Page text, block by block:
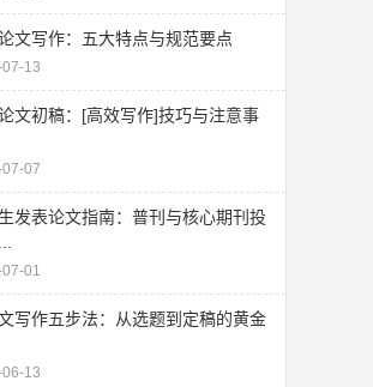
文写作：五大特点与规范要点
13
文初稿：[高效写作]技巧与注意事
07
发表论文指南：普刊与核心期刊投
01
写作五步法：从选题到定稿的黄金
13